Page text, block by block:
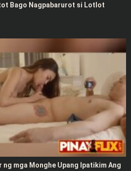
Bago Nagpabarurot si Lotlot
ng mga Monghe Upang Ipatikim Ang